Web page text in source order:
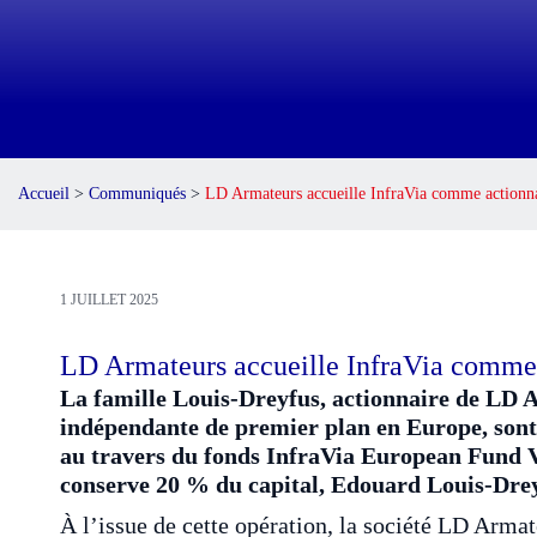
Accueil > Communiqués > LD Armateurs accueille InfraVia comme
1 JUILLET 2025
LD Armateurs accueille InfraVia
La famille Louis-Dreyfus, actionnaire de LD
indépendante de premier plan en Europe,
au travers du fonds InfraVia European Fund
conserve 20 % du capital, Edouard Louis-
À l’issue de cette opération, la société LD